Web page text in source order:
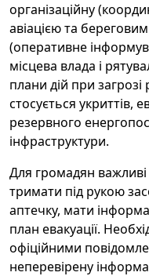
організаційну
авіацією та
(оперативне
місцева влада і
плани дій при
стосується укриттів,
резервного
інфраструктури.
Для громадян важливі
тримати під рукою
аптечку, мати
план евакуації.
офіційними
неперевірену